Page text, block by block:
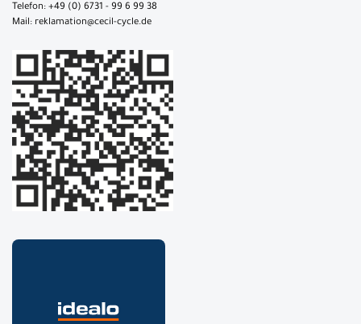
Telefon: +49 (0) 6731 - 99 6 99 38
Mail: reklamation@cecil-cycle.de